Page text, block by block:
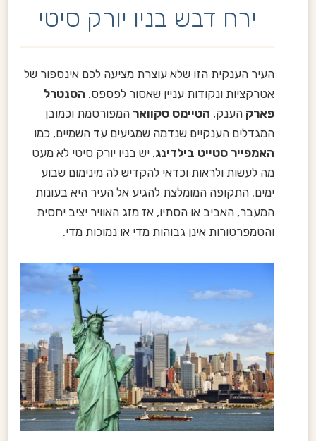
ירח דבש בניו יורק סיטי
העיר הענקית הזו שלא עוצרת מציעה לכם אינספור של
אטרקציות ונקודות עניין שאסור לפספס. הסנטרל
פארק הענק, הטיימס סקוואר המפורסמת וכמובן
המגדלים הענקיים שנדמה שמגיעים עד השמיים, כמו
האמפייר סטייט בילדינג. יש בניו יורק סיטי לא מעט
מה לעשות ולראות וכדאי להקדיש לה מינימום שבוע
ימים. התקופה המומלצת להגיע אל העיר היא בעונות
המעבר, האביב או הסתיו, אז מזג האוויר יציב יחסית
והטמפרטורות אינן גבוהות מדי או נמוכות מדי.